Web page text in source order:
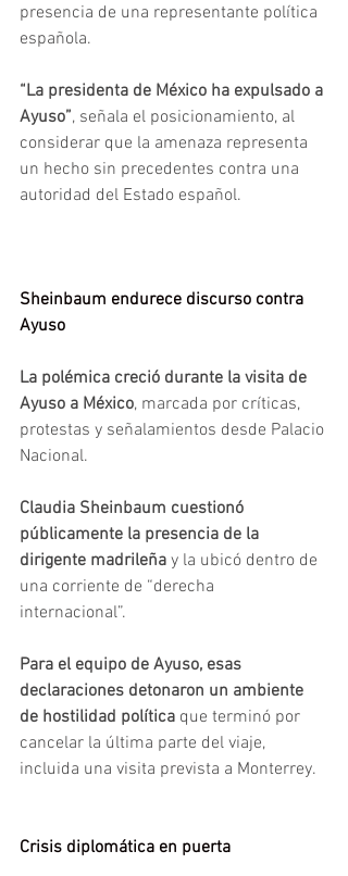
presencia de una representante política
española.
“La presidenta de México ha expulsado a
Ayuso”, señala el posicionamiento, al
considerar que la amenaza representa
un hecho sin precedentes contra una
autoridad del Estado español.
Sheinbaum endurece discurso contra
Ayuso
La polémica creció durante la visita de
Ayuso a México, marcada por críticas,
protestas y señalamientos desde Palacio
Nacional.
Claudia Sheinbaum cuestionó
públicamente la presencia de la
dirigente madrileña y la ubicó dentro de
una corriente de “derecha
internacional”.
Para el equipo de Ayuso, esas
declaraciones detonaron un ambiente
de hostilidad política que terminó por
cancelar la última parte del viaje,
incluida una visita prevista a Monterrey.
Crisis diplomática en puerta